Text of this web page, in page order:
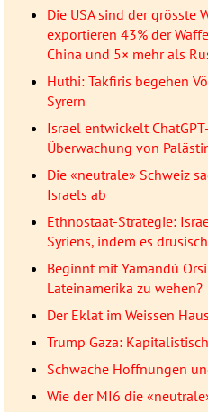
Die USA sind der grösste
exportieren 43% der
China und 5× mehr als
Huthi: Takfiris begehen
Syrern
Israel entwickelt
Überwachung von
Die «neutrale» Schweiz
Israels ab
Ethnostaat-Strategie:
Syriens, indem es
Beginnt mit Yamandú
Lateinamerika zu wehen?
Der Eklat im Weissen Haus
Trump Gaza:
Schwache Hoffnungen
Wie der MI6 die